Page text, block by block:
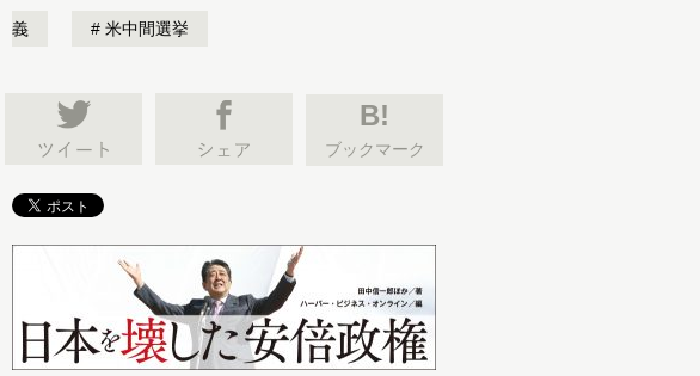
義 米中間選挙
B!
ブックマーク